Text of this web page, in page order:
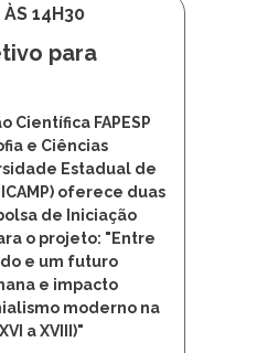
ÀS 14H30
para
Científica FAPESP
e Ciências
Estadual de
oferece duas
de Iniciação
o projeto: "Entre
e um futuro
e impacto
moderno na
a XVIII)"